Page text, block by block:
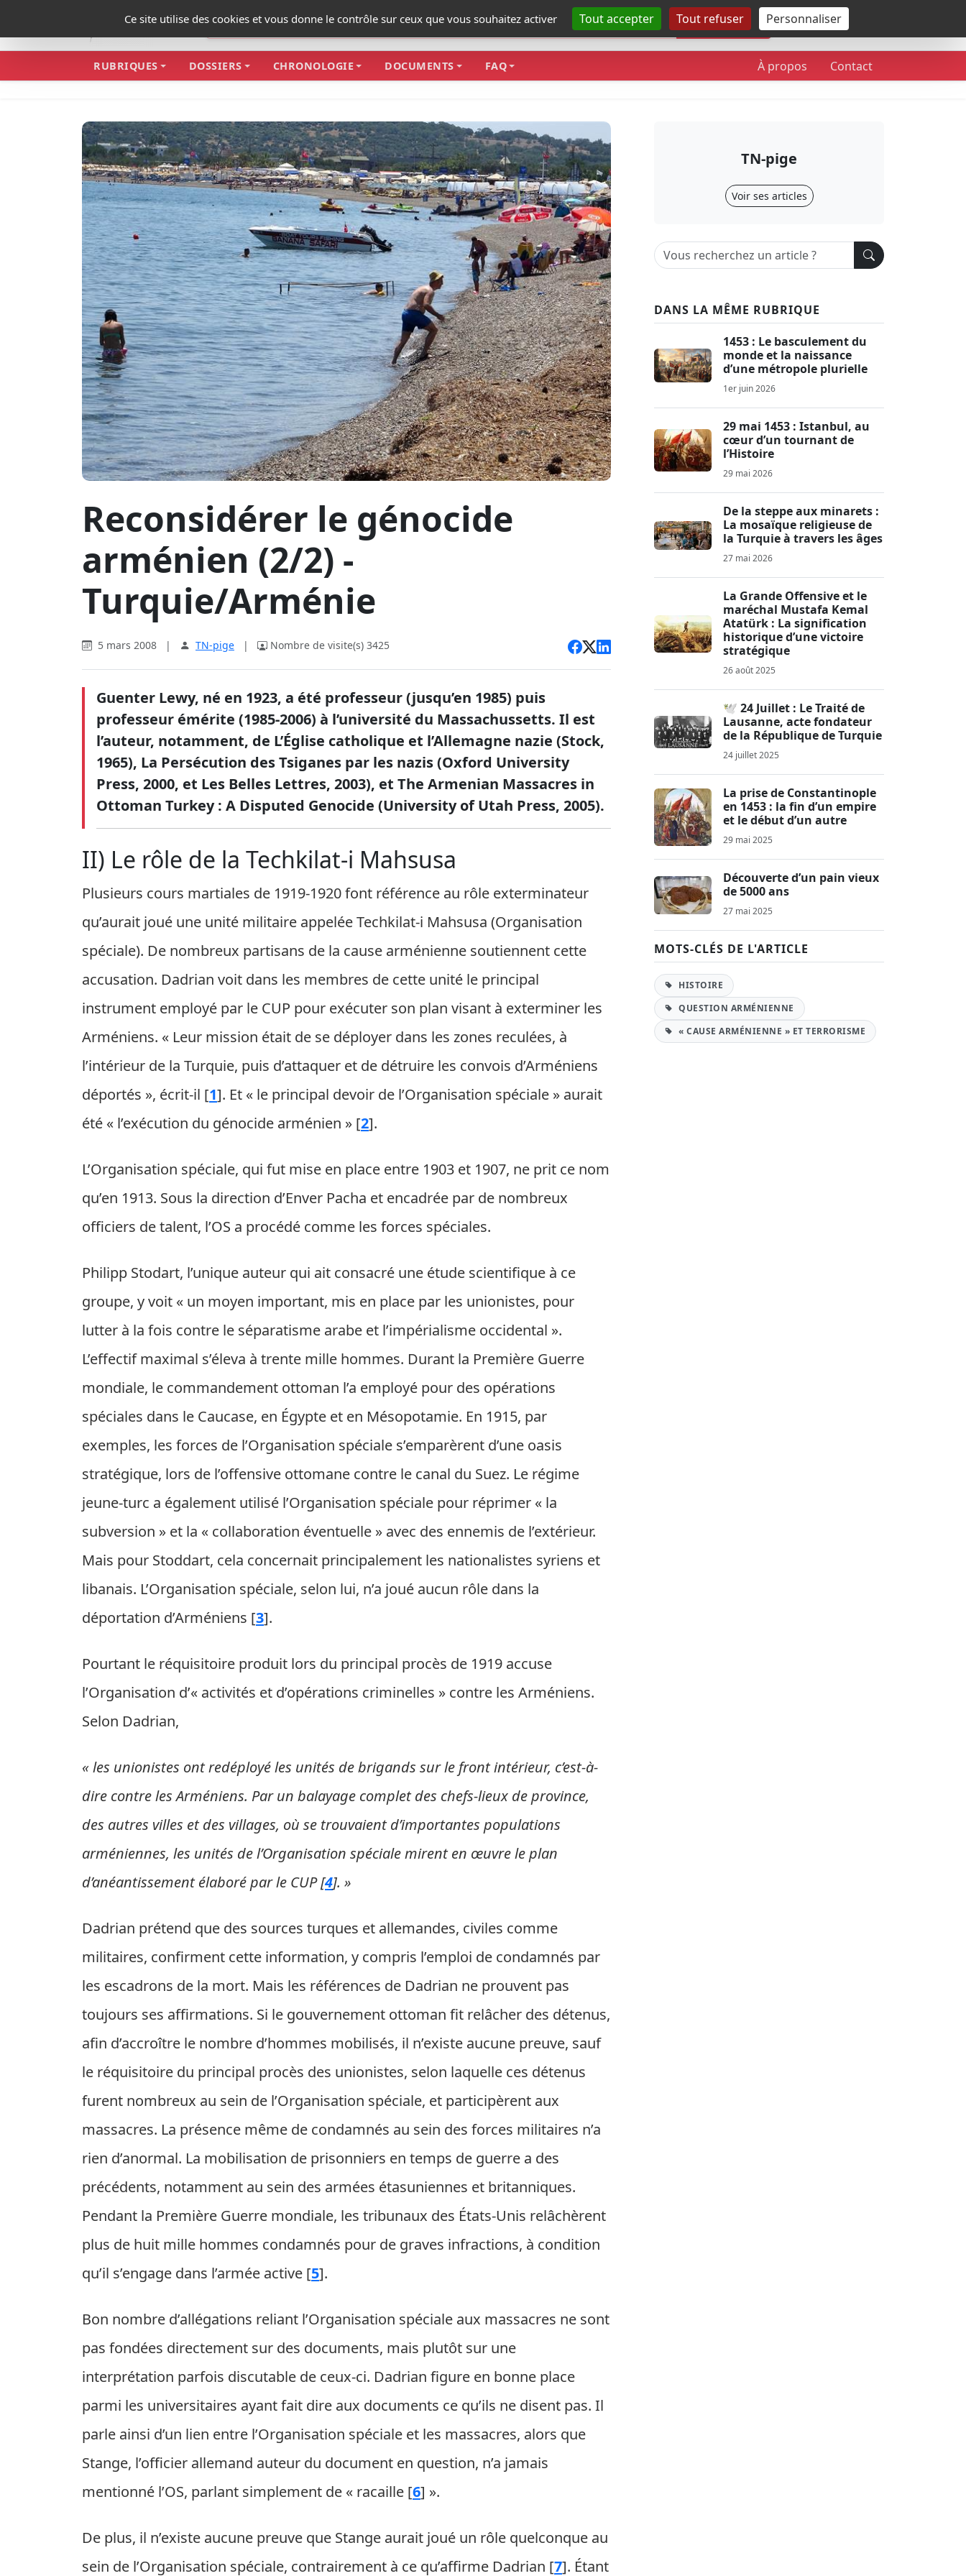
Ce site utilise des cookies et vous donne le contrôle sur ceux que vous souhaitez activer Tout accepter Tout refuser Personnaliser
Rechercher
RUBRIQUES DOSSIERS CHRONOLOGIE DOCUMENTS FAQ À propos Contact
Reconsidérer le génocide
arménien (2/2) -
Turquie/Arménie
5 mars 2008 | TN-pige | Nombre de visite(s) 3425
Guenter Lewy, né en 1923, a été professeur (jusqu’en 1985) puis
professeur émérite (1985-2006) à l’université du Massachussetts. Il est
l’auteur, notamment, de L’Église catholique et l’Allemagne nazie (Stock,
1965), La Persécution des Tsiganes par les nazis (Oxford University
Press, 2000, et Les Belles Lettres, 2003), et The Armenian Massacres in
Ottoman Turkey : A Disputed Genocide (University of Utah Press, 2005).
II) Le rôle de la Techkilat-i Mahsusa
Plusieurs cours martiales de 1919-1920 font référence au rôle exterminateur
qu’aurait joué une unité militaire appelée Techkilat-i Mahsusa (Organisation
spéciale). De nombreux partisans de la cause arménienne soutiennent cette
accusation. Dadrian voit dans les membres de cette unité le principal
instrument employé par le CUP pour exécuter son plan visant à exterminer les
Arméniens. « Leur mission était de se déployer dans les zones reculées, à
l’intérieur de la Turquie, puis d’attaquer et de détruire les convois d’Arméniens
déportés », écrit-il [1]. Et « le principal devoir de l’Organisation spéciale » aurait
été « l’exécution du génocide arménien » [2].
L’Organisation spéciale, qui fut mise en place entre 1903 et 1907, ne prit ce nom
qu’en 1913. Sous la direction d’Enver Pacha et encadrée par de nombreux
officiers de talent, l’OS a procédé comme les forces spéciales.
Philipp Stodart, l’unique auteur qui ait consacré une étude scientifique à ce
groupe, y voit « un moyen important, mis en place par les unionistes, pour
lutter à la fois contre le séparatisme arabe et l’impérialisme occidental ».
L’effectif maximal s’éleva à trente mille hommes. Durant la Première Guerre
mondiale, le commandement ottoman l’a employé pour des opérations
spéciales dans le Caucase, en Égypte et en Mésopotamie. En 1915, par
exemples, les forces de l’Organisation spéciale s’emparèrent d’une oasis
stratégique, lors de l’offensive ottomane contre le canal du Suez. Le régime
jeune-turc a également utilisé l’Organisation spéciale pour réprimer « la
subversion » et la « collaboration éventuelle » avec des ennemis de l’extérieur.
Mais pour Stoddart, cela concernait principalement les nationalistes syriens et
libanais. L’Organisation spéciale, selon lui, n’a joué aucun rôle dans la
déportation d’Arméniens [3].
Pourtant le réquisitoire produit lors du principal procès de 1919 accuse
l’Organisation d’« activités et d’opérations criminelles » contre les Arméniens.
Selon Dadrian,
« les unionistes ont redéployé les unités de brigands sur le front intérieur, c’est-à-
dire contre les Arméniens. Par un balayage complet des chefs-lieux de province,
des autres villes et des villages, où se trouvaient d’importantes populations
arméniennes, les unités de l’Organisation spéciale mirent en œuvre le plan
d’anéantissement élaboré par le CUP[4]. »
Dadrian prétend que des sources turques et allemandes, civiles comme
militaires, confirment cette information, y compris l’emploi de condamnés par
les escadrons de la mort. Mais les références de Dadrian ne prouvent pas
toujours ses affirmations. Si le gouvernement ottoman fit relâcher des détenus,
afin d’accroître le nombre d’hommes mobilisés, il n’existe aucune preuve, sauf
le réquisitoire du principal procès des unionistes, selon laquelle ces détenus
furent nombreux au sein de l’Organisation spéciale, et participèrent aux
massacres. La présence même de condamnés au sein des forces militaires n’a
rien d’anormal. La mobilisation de prisonniers en temps de guerre a des
précédents, notamment au sein des armées étasuniennes et britanniques.
Pendant la Première Guerre mondiale, les tribunaux des États-Unis relâchèrent
plus de huit mille hommes condamnés pour de graves infractions, à condition
qu’il s’engage dans l’armée active [5].
Bon nombre d’allégations reliant l’Organisation spéciale aux massacres ne sont
pas fondées directement sur des documents, mais plutôt sur une
interprétation parfois discutable de ceux-ci. Dadrian figure en bonne place
parmi les universitaires ayant fait dire aux documents ce qu’ils ne disent pas. Il
parle ainsi d’un lien entre l’Organisation spéciale et les massacres, alors que
Stange, l’officier allemand auteur du document en question, n’a jamais
mentionné l’OS, parlant simplement de « racaille [6] ».
De plus, il n’existe aucune preuve que Stange aurait joué un rôle quelconque au
sein de l’Organisation spéciale, contrairement à ce qu’affirme Dadrian [7]. Étant
TN-pige
Voir ses articles
DANS LA MÊME RUBRIQUE
1453 : Le basculement du
monde et la naissance
d’une métropole plurielle
1er juin 2026
29 mai 1453 : Istanbul, au
cœur d’un tournant de
l’Histoire
29 mai 2026
De la steppe aux minarets :
La mosaïque religieuse de
la Turquie à travers les âges
27 mai 2026
La Grande Offensive et le
maréchal Mustafa Kemal
Atatürk : La signification
historique d’une victoire
stratégique
26 août 2025
🕊️ 24 Juillet : Le Traité de
Lausanne, acte fondateur
de la République de Turquie
24 juillet 2025
La prise de Constantinople
en 1453 : la fin d’un empire
et le début d’un autre
29 mai 2025
Découverte d’un pain vieux
de 5000 ans
27 mai 2025
MOTS-CLÉS DE L'ARTICLE
HISTOIRE
QUESTION ARMÉNIENNE
« CAUSE ARMÉNIENNE » ET TERRORISME